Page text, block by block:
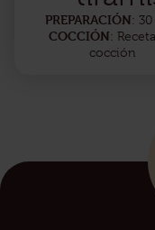
PREPARACIÓN:
COCCIÓN:
cocción